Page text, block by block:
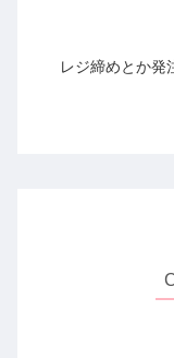
レジ締めとか発